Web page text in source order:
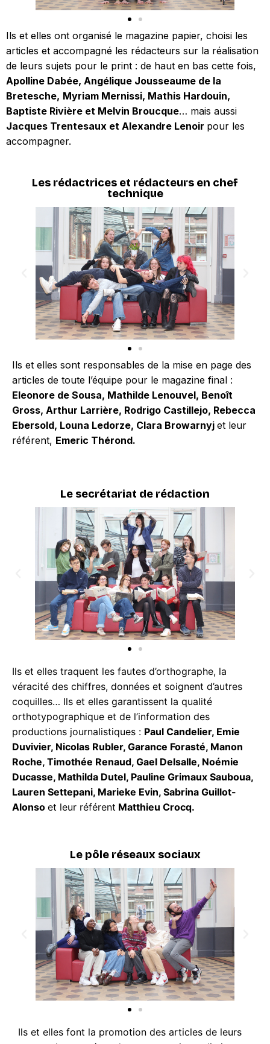
Ils et elles ont organisé le magazine papier, choisi les
articles et accompagné les rédacteurs sur la réalisation
de leurs sujets pour le print : de haut en bas cette fois,
Apolline Dabée, Angélique Jousseaume de la
Bretesche, Myriam Mernissi, Mathis Hardouin,
Baptiste Rivière et Melvin Broucque… mais aussi
Jacques Trentesaux et Alexandre Lenoir pour les
accompagner.
Les rédactrices et rédacteurs en chef
technique
Ils et elles sont responsables de la mise en page des
articles de toute l’équipe pour le magazine final :
Eleonore de Sousa, Mathilde Lenouvel, Benoît
Gross, Arthur Larrière, Rodrigo Castillejo, Rebecca
Ebersold, Louna Ledorze, Clara Browarnyj et leur
référent, Emeric Thérond.
Le secrétariat de rédaction
Ils et elles traquent les fautes d’orthographe, la
véracité des chiffres, données et soignent d’autres
coquilles… Ils et elles garantissent la qualité
orthotypographique et de l’information des
productions journalistiques : Paul Candelier, Emie
Duvivier, Nicolas Rubler, Garance Forasté, Manon
Roche, Timothée Renaud, Gael Delsalle, Noémie
Ducasse, Mathilda Dutel, Pauline Grimaux Sauboua,
Lauren Settepani, Marieke Evin, Sabrina Guillot-
Alonso et leur référent Matthieu Crocq.
Le pôle réseaux sociaux
Ils et elles font la promotion des articles de leurs